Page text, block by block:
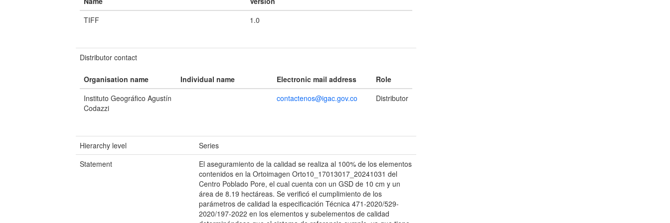
TIFF
1.0
Distributor contact
Organisation name Individual name Electronic mail address
Role
Instituto Geográfico Agustín
Codazzi
contactenos@igac.gov.co Distributor
Hierarchy level
Series
Statement
El aseguramiento de la calidad se realiza al 100% de los elementos
contenidos en la Ortoimagen Orto10_17013017_20241031 del
Centro Poblado Pore, el cual cuenta con un GSD de 10 cm y un
área de 8.19 hectáreas. Se verificó el cumplimiento de los
parámetros de calidad la especificación Técnica 471-2020/529-
2020/197-2022 en los elementos y subelementos de calidad